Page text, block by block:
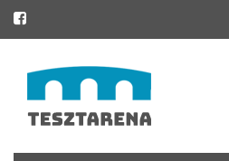
to
content